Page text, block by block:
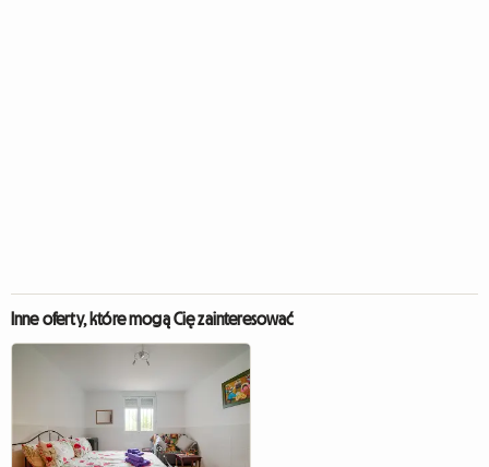
Inne oferty, które mogą Cię zainteresować